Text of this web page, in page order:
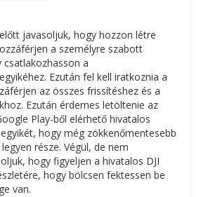
javasoljuk, hogy hozzon létre
a személyre szabott
csatlakozhasson a
Ezután fel kell iratkoznia a
az összes frissítéshez és a
Ezután érdemes letöltenie az
Play-ből elérhető hivatalos
hogy még zökkenőmentesebb
része. Végül, de nem
hogy figyeljen a hivatalos DJI
hogy bölcsen fektessen be
van.